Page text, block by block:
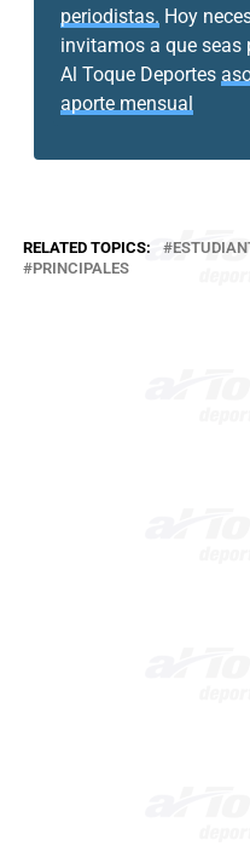
periodistas. Hoy
invitamos a que seas
Al Toque Deportes
aporte mensual
RELATED TOPICS:
PRINCIPALES